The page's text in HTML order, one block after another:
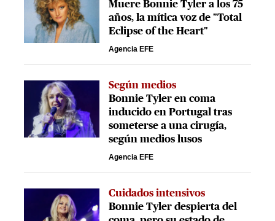
Muere Bonnie Tyler a los 75
años, la mítica voz de "Total
Eclipse of the Heart"
Agencia EFE
Según medios
Bonnie Tyler en coma
inducido en Portugal tras
someterse a una cirugía,
según medios lusos
Agencia EFE
Cuidados intensivos
Bonnie Tyler despierta del